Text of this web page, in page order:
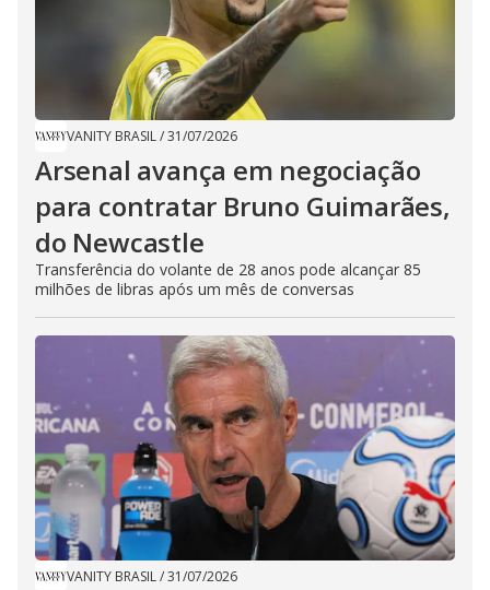
VANITY BRASIL/31/07/2026
Arsenal avança em negociação
para contratar Bruno Guimarães,
do Newcastle
Transferência do volante de 28 anos pode alcançar 85
milhões de libras após um mês de conversas
VANITY BRASIL/31/07/2026